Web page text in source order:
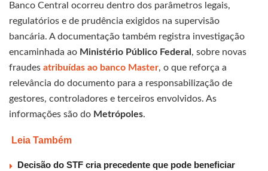
Banco Central ocorreu dentro dos parâmetros legais,
regulatórios e de prudência exigidos na supervisão
bancária. A documentação também registra investigação
encaminhada ao Ministério Público Federal , sobre novas
fraudes atribuídas ao banco Master, o que reforça a
relevância do documento para a responsabilização de
gestores, controladores e terceiros envolvidos. As
informações são do Metrópoles.
Leia Também
Decisão do STF cria precedente que pode beneficiar